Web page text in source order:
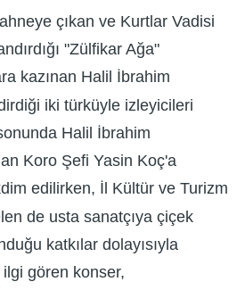
çıkan ve Kurtlar Vadisi
"Zülfikar Ağa"
kazınan Halil İbrahim
iki türküyle izleyicileri
Halil İbrahim
Koro Şefi Yasin Koç'a
edilirken, İl Kültür ve Turizm
de usta sanatçıya çiçek
katkılar dolayısıyla
gören konser,